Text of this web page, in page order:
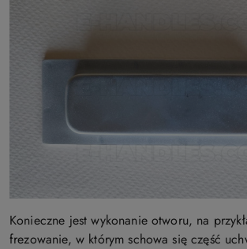
Konieczne jest wykonanie otworu, na
frezowanie, w którym schowa się część